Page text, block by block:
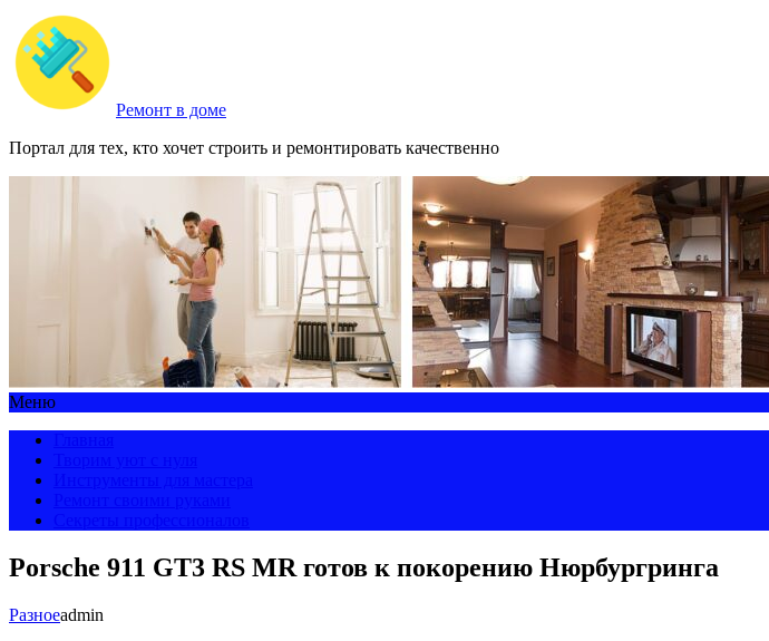
Ремонт в доме
Портал для тех, кто хочет строить и ремонтировать качественно
Меню
Porsche 911 GT3 RS MR готов к покорению Нюрбургринга
Разноеadmin